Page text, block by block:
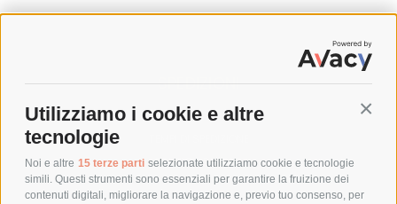
Utilizziamo i cookie e altre
tecnologie
Noi e altre 15 terze parti selezionate utilizziamo cookie e tecnologie
simili. Questi strumenti sono essenziali per garantire la fruizione dei
contenuti digitali, migliorare la navigazione e, previo tuo consenso, per
SPEDIZIONI
COSTI DI SPEDIZIONE
POLITICA DI RESO